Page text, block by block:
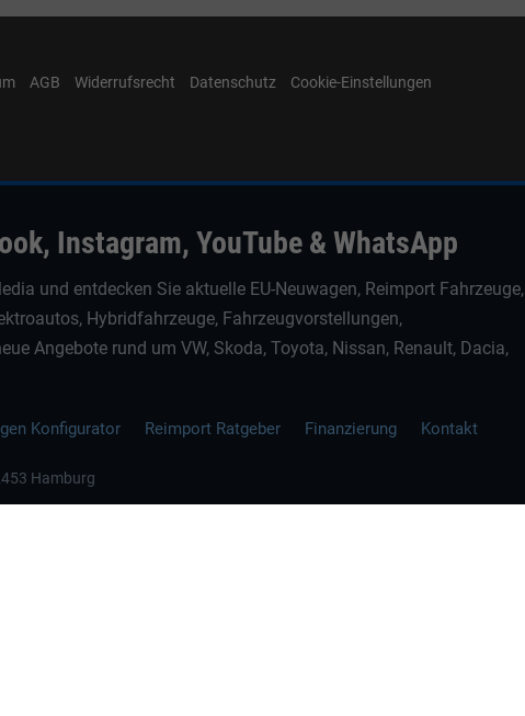
AGB Widerrufsrecht Datenschutz Cookie-Einstellungen
Instagram, YouTube & WhatsApp
und entdecken Sie aktuelle EU-Neuwagen, Reimport Fahrzeuge,
Hybridfahrzeuge, Fahrzeugvorstellungen,
Angebote rund um VW, Skoda, Toyota, Nissan, Renault, Dacia,
Konfigurator Reimport Ratgeber Finanzierung Kontakt
Hamburg